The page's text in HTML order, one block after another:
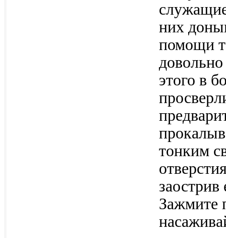
них
помощи
этого в
тонким
Зажмите